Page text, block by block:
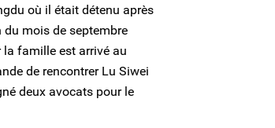
où il était détenu après
du mois de septembre
la famille est arrivé au
de rencontrer Lu Siwei
deux avocats pour le